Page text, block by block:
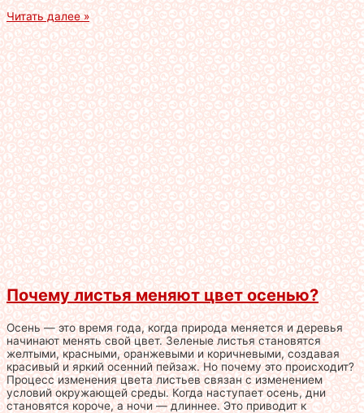
Читать далее »
Почему листья меняют цвет осенью?
Осень — это время года, когда природа меняется и деревья
начинают менять свой цвет. Зеленые листья становятся
желтыми, красными, оранжевыми и коричневыми, создавая
красивый и яркий осенний пейзаж. Но почему это происходит?
Процесс изменения цвета листьев связан с изменением
условий окружающей среды. Когда наступает осень, дни
становятся короче, а ночи — длиннее. Это приводит к